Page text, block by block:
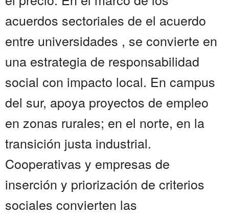
acuerdos sectoriales de el acuerdo
entre universidades , se convierte en
una estrategia de responsabilidad
social con impacto local. En campus
del sur, apoya proyectos de empleo
en zonas rurales; en el norte, en la
transición justa industrial.
Cooperativas y empresas de
inserción y priorización de criterios
sociales convierten las